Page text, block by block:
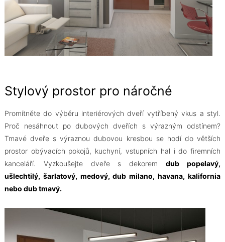
Stylový prostor pro náročné
Promítněte do výběru interiérových dveří vytříbený vkus a styl.
Proč nesáhnout po dubových dveřích s výrazným odstínem?
Tmavé dveře s výraznou dubovou kresbou se hodí do větších
prostor obývacích pokojů, kuchyní, vstupních hal i do firemních
kanceláří. Vyzkoušejte dveře s dekoremdub popelavý,
ušlechtilý, šarlatový, medový, dub milano, havana, kalifornia
nebo dub tmavý.